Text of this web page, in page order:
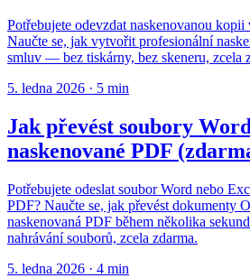
Potřebujete odevzdat naskenovanou
Naučte se, jak vytvořit profesionální
smluv — bez tiskárny, bez skeneru, zcela
5. ledna 2026 · 5 min
Jak převést soubory
naskenované PDF
Potřebujete odeslat soubor Word nebo
PDF? Naučte se, jak převést dokumenty
naskenovaná PDF během několika
nahrávání souborů, zcela zdarma.
5. ledna 2026 · 4 min